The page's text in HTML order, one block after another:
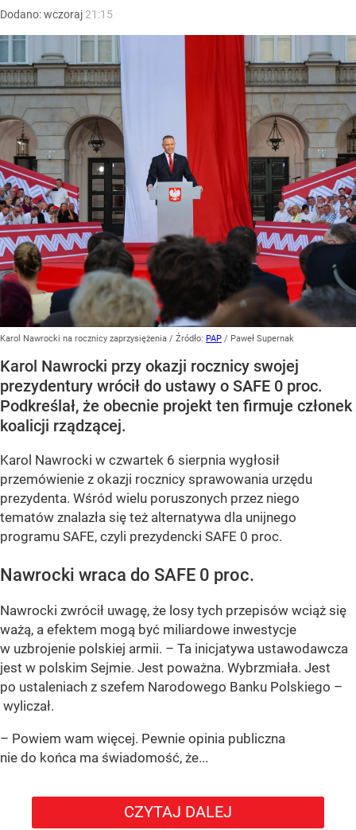
Dodano:wczoraj 21:15
Karol Nawrocki na rocznicy zaprzysiężenia / Źródło: PAP / Paweł Supernak
Karol Nawrocki przy okazji rocznicy swojej
prezydentury wrócił do ustawy o SAFE 0 proc.
Podkreślał, że obecnie projekt ten firmuje członek
koalicji rządzącej.
Karol Nawrocki w czwartek 6 sierpnia wygłosił
przemówienie z okazji rocznicy sprawowania urzędu
prezydenta. Wśród wielu poruszonych przez niego
tematów znalazła się też alternatywa dla unijnego
programu SAFE, czyli prezydencki SAFE 0 proc.
Nawrocki wraca do SAFE 0 proc.
Nawrocki zwrócił uwagę, że losy tych przepisów wciąż się
ważą, a efektem mogą być miliardowe inwestycje
w uzbrojenie polskiej armii. – Ta inicjatywa ustawodawcza
jest w polskim Sejmie. Jest poważna. Wybrzmiała. Jest
po ustaleniach z szefem Narodowego Banku Polskiego –
wyliczał.
– Powiem wam więcej. Pewnie opinia publiczna
nie do końca ma świadomość, że...
CZYTAJ DALEJ